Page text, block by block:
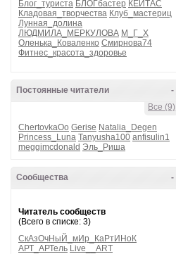
Блог_туриста БЛОГбастер КЕЙТАС
Кладовая_творчества Клуб_мастериц
Лунная_долина
ЛЮДМИЛА_МЕРКУЛОВА М_Г_Х
Оленька_Коваленко Смирнова74
Фитнес_красота_здоровье
-
Постоянные читатели
Все (9)
ChertovkaOo Gerise Natalia_Degen
Princess_Luna Tanyusha100 anfisulin1
meggimcdonald Эль_Риша
-
Сообщества
Читатель сообществ
(Всего в списке: 3)
СкАзОчНыЙ_мИр_КаРтИНоК
АРТ_АРТель Live__ART